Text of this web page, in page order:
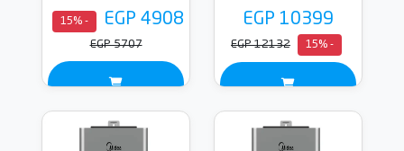
EGP 10399
- 15%
EGP 12132
EGP 4908
- 15%
EGP 5707